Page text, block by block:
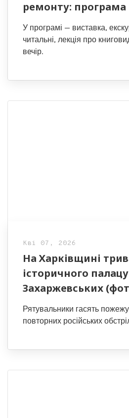
ремонту: програма
У програмі — виставка,
читальні, лекція про
вечір.
Кві 07, 2026
На Харківщині
історичного
Захаржевських
Рятувальники гасять
повторних російських